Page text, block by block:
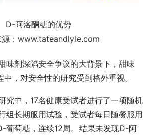
D-阿洛酮糖的优势
源：www.tateandlyle.com
味剂深陷安全争议的大背景下，甜味
中，对安全性的研究受到格外重视。
究中，17名健康受试者进行了一项随机
组长期服用试验，受试者每日随餐服用
葡萄糖，连续12周。结果未发现D-阿